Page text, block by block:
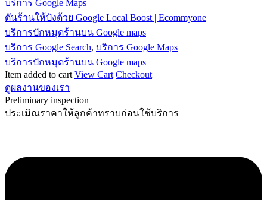
บริการ Google Maps
ดันร้านให้ปังด้วย Google Local Boost | Ecommyone
บริการปักหมุดร้านบน Google maps
บริการ Google Search, บริการ Google Maps
บริการปักหมุดร้านบน Google maps
Item added to cart View Cart Checkout
ดูผลงานของเรา
Preliminary inspection
ประเมิณราคาให้ลูกค้าทราบก่อนใช้บริการ